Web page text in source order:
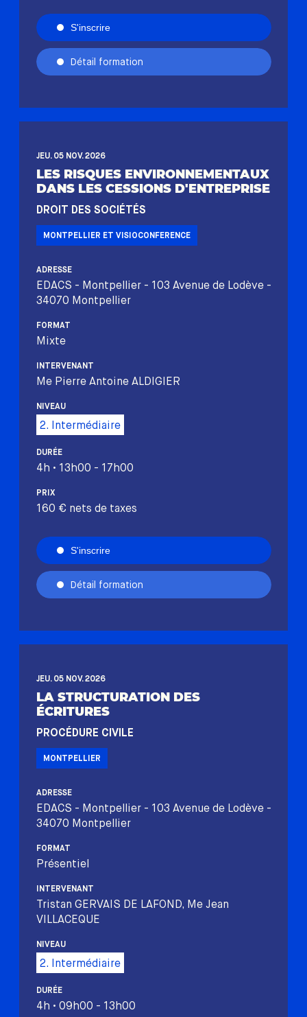
S'inscrire
Détail formation
JEU. 05 NOV. 2026
LES RISQUES ENVIRONNEMENTAUX
DANS LES CESSIONS D'ENTREPRISE
DROIT DES SOCIÉTÉS
MONTPELLIER ET VISIOCONFERENCE
ADRESSE
EDACS - Montpellier - 103 Avenue de Lodève -
34070 Montpellier
FORMAT
Mixte
INTERVENANT
Me Pierre Antoine ALDIGIER
NIVEAU
2. Intermédiaire
DURÉE
4h • 13h00 - 17h00
PRIX
160 € nets de taxes
S'inscrire
Détail formation
JEU. 05 NOV. 2026
LA STRUCTURATION DES
ÉCRITURES
PROCÉDURE CIVILE
MONTPELLIER
ADRESSE
EDACS - Montpellier - 103 Avenue de Lodève -
34070 Montpellier
FORMAT
Présentiel
INTERVENANT
Tristan GERVAIS DE LAFOND, Me Jean
VILLACEQUE
NIVEAU
2. Intermédiaire
DURÉE
4h • 09h00 - 13h00